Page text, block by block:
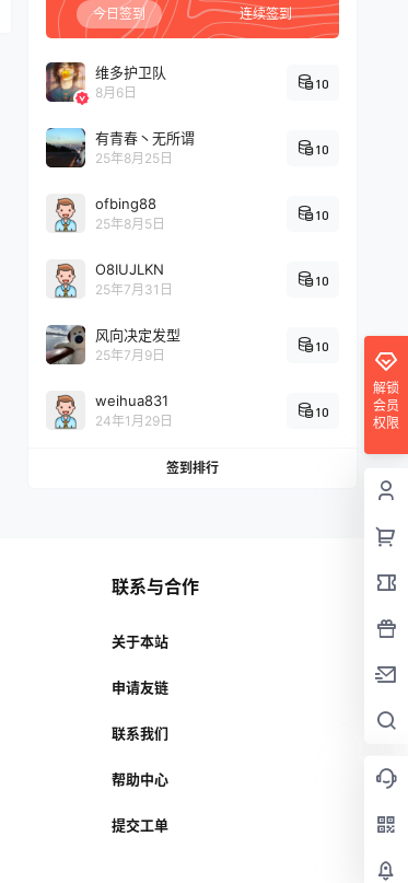
今日签到 连续签到
维多护卫队
8月6日
10
有青春丶无所谓
25年8月25日
10
ofbing88
25年8月5日
10
O8IUJLKN
25年7月31日
10
风向决定发型
25年7月9日
10
weihua831
24年1月29日
10
签到排行
解锁
会员
权限
联系与合作
关于本站
申请友链
联系我们
帮助中心
提交工单